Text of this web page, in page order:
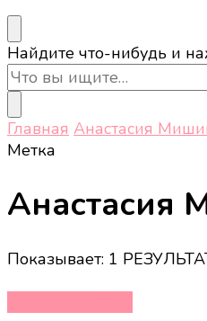
Ищите
что-
то?
Найдите что-нибудь и
Главная Анастасия
Метка
Анастасия
Показывает: 1